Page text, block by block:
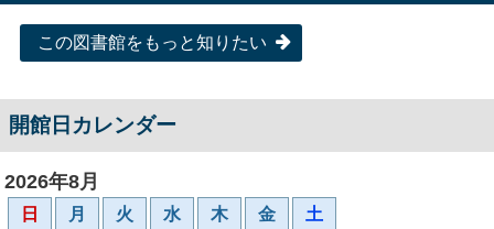
この図書館をもっと知りたい
開館日カレンダー
2026年8月
日 月 火 水 木 金 土